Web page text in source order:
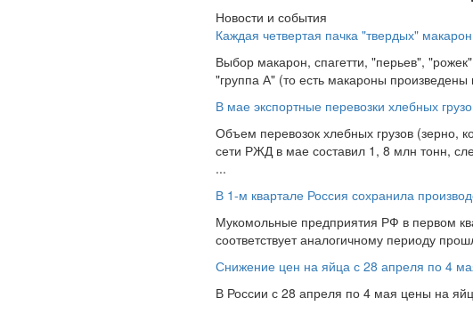
Новости и события
Каждая четвертая пачка "твердых"
Выбор макарон, спагетти, "перьев",
"группа А" (то есть макароны
В мае экспортные перевозки хлебных
Объем перевозок хлебных грузов (зерно,
сети РЖД в мае составил 1, 8 млн тонн,
...
В 1-м квартале Россия сохранила
Мукомольные предприятия РФ в первом
соответствует аналогичному периоду
Снижение цен на яйца с 28 апреля по 4
В России с 28 апреля по 4 мая цены на